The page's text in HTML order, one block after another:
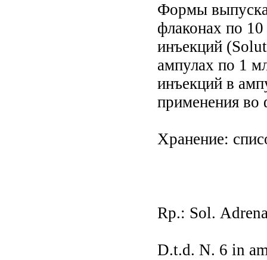
Формы
флаконах по
инъекций
ампулах по 1
инъекций в
применения во
Хранение:
Rp.: Sol.
D.t.d. N. 6 in